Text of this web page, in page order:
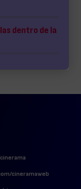
dentro de la
cineramaweb